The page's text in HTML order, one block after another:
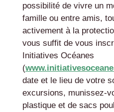
possibilité de vivre un
famille ou entre amis,
activement à la
vous suffit de vous
Initiatives Océanes
(
date et le lieu de votre
excursions, munissez-
plastique et de sacs